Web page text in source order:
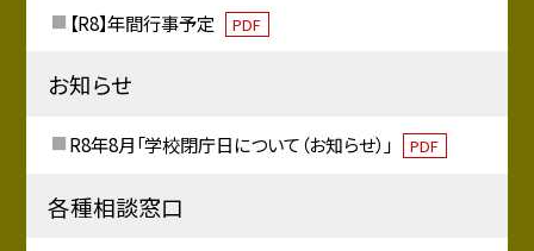
【R8】年間行事予定 PDF
お知らせ
R8年8月「学校閉庁日について（お知らせ）」 PDF
各種相談窓口